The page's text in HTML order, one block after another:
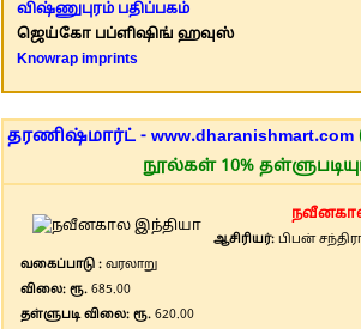
விஷ்ணுபுரம் பதிப்பகம்
ஜெய்கோ பப்ளிஷிங் ஹவுஸ்
Knowrap imprints
தரணிஷ்மார்ட் - www.dharanishmart.com
நூல்கள் 10%
ஆசிரியர்: பிபன்
வகைப்பாடு : வரலாறு
விலை: ரூ. 685.00
தள்ளுபடி விலை: ரூ. 620.00